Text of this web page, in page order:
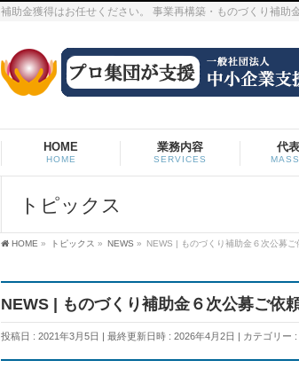
補助金獲得はお任せください。 事業再構築・ものづくり補助
HOME
HOME
業務内容
SERVICES
代
トピックス
HOME » トピックス » NEWS » NEWS | ものづくり補助金６次公募ご
NEWS | ものづくり補助金６次公募ご依
投稿日 : 2021年3月5日 最終更新日時 : 2026年4月2日 カテゴリー :